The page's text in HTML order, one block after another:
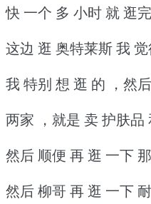
快 一个 多 小时 就 逛
这边 逛 奥特莱斯 我
我 特别 想 逛 的 ，然
两家 ，就是 卖 护肤品
然后 顺便 再 逛 一下
然后 柳哥 再 逛 一下